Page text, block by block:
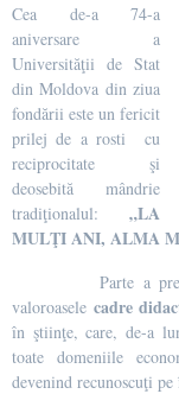
Cea de-a 74-a
aniversare a
Universităţii de Stat
din Moldova din ziua
fondării este un fericit
prilej de a rosti cu
reciprocitate şi
deosebită mândrie
tradiţionalul: „LA
MULŢI ANI, ALMA
Parte a
valoroasele cadre
în ştiinţe, care, de-a
toate domeniile
devenind recunoscuţi